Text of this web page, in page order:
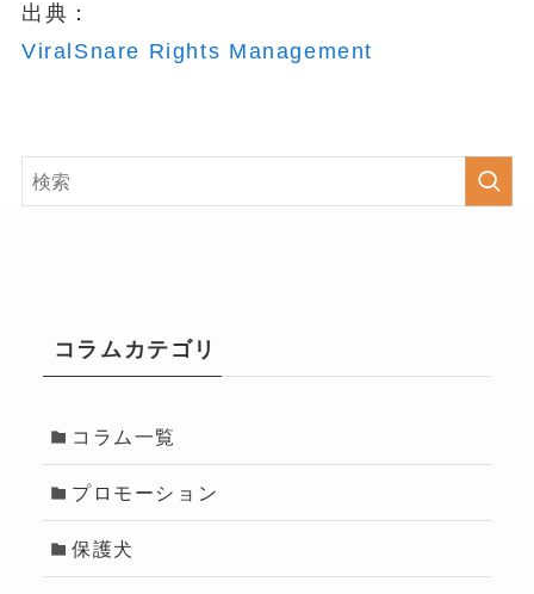
出典：
ViralSnare Rights Management
コラムカテゴリ
コラム一覧
プロモーション
保護犬